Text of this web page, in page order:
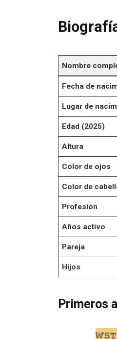
Nombre
Fecha de
Lugar de
Edad (2025)
Altura
Color de ojos
Color de
Profesión
Años activo
Pareja
Hijos
Primeros